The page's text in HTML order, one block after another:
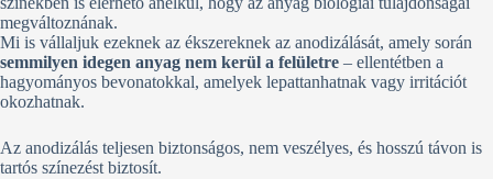
megváltoznának.
Mi is vállaljuk ezeknek az ékszereknek az anodizálását, amely során
semmilyen idegen anyag nem kerül a felületre – ellentétben a
hagyományos bevonatokkal, amelyek lepattanhatnak vagy irritációt
okozhatnak.
Az anodizálás teljesen biztonságos, nem veszélyes, és hosszú távon is
tartós színezést biztosít.